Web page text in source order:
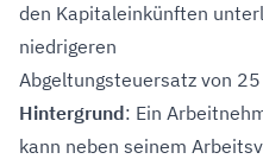
den Kapitaleinkünften
niedrigeren
Abgeltungsteuersatz von
Hintergrund: Ein
kann neben seinem